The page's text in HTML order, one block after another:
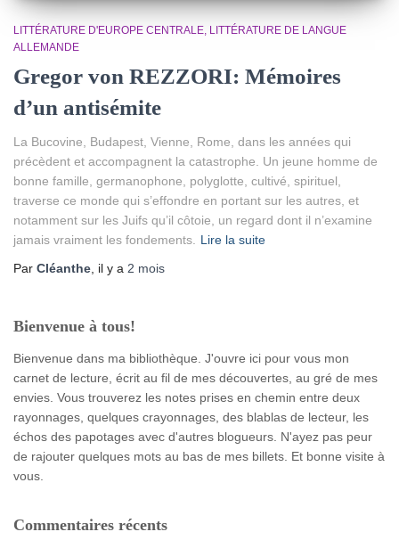
LITTÉRATURE D'EUROPE CENTRALE LITTÉRATURE DE LANGUE
ALLEMANDE
Gregor von REZZORI: Mémoires
d’un antisémite
La Bucovine, Budapest, Vienne, Rome, dans les années qui
précèdent et accompagnent la catastrophe. Un jeune homme de
bonne famille, germanophone, polyglotte, cultivé, spirituel,
traverse ce monde qui s’effondre en portant sur les autres, et
notamment sur les Juifs qu’il côtoie, un regard dont il n’examine
jamais vraiment les fondements.
Lire la suite
Par Cléanthe , il y a 2 mois
Bienvenue à tous!
Bienvenue dans ma bibliothèque. J'ouvre ici pour vous mon
carnet de lecture, écrit au fil de mes découvertes, au gré de mes
envies. Vous trouverez les notes prises en chemin entre deux
rayonnages, quelques crayonnages, des blablas de lecteur, les
échos des papotages avec d'autres blogueurs. N'ayez pas peur
de rajouter quelques mots au bas de mes billets. Et bonne visite à
vous.
Commentaires récents